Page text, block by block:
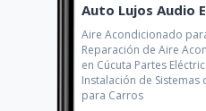
Auto Lujos Audio
Aire Acondicionado
Reparación de Aire
en Cúcuta Partes
Instalación de Sistemas
para Carros